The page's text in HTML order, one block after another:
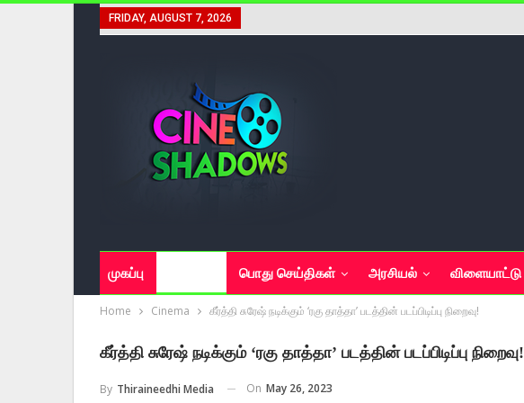
FRIDAY, AUGUST 7, 2026
முகப்பு பொது செய்திகள் அரசியல் விளையாட்டு
Home Cinema கீர்த்தி சுரேஷ் நடிக்கும் ‘ரகு தாத்தா’ படத்தின் படப்பிடிப்பு நிறைவு!
கீர்த்தி சுரேஷ் நடிக்கும் ‘ரகு தாத்தா’ படத்தின் படப்பிடிப்பு நிறைவு!
By Thiraineedhi Media On May 26, 2023